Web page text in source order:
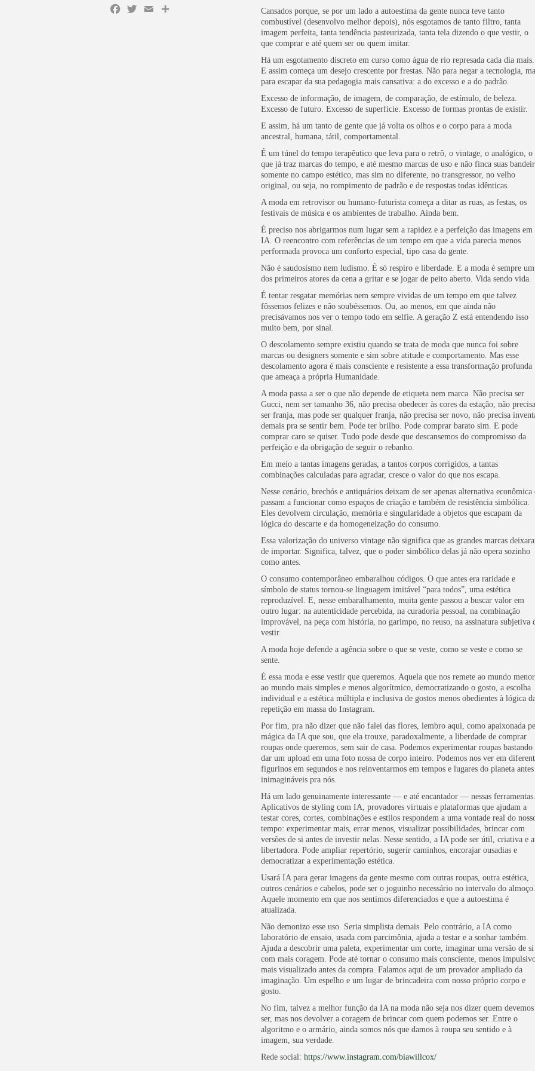
Cansados porque, se por um lado a autoestima da gente nunca teve tanto
combustível (desenvolvo melhor depois), nós esgotamos de tanto filtro, tanta
imagem perfeita, tanta tendência pasteurizada, tanta tela dizendo o que vestir, o
que comprar e até quem ser ou quem imitar.
Há um esgotamento discreto em curso como água de rio represada cada dia mais.
E assim começa um desejo crescente por frestas. Não para negar a tecnologia,
para escapar da sua pedagogia mais cansativa: a do excesso e a do padrão.
Excesso de informação, de imagem, de comparação, de estímulo, de beleza.
Excesso de futuro. Excesso de superfície. Excesso de formas prontas de existir.
E assim, há um tanto de gente que já volta os olhos e o corpo para a moda
ancestral, humana, tátil, comportamental.
É um túnel do tempo terapêutico que leva para o retrô, o vintage, o analógico, o
que já traz marcas do tempo, e até mesmo marcas de uso e não finca suas
somente no campo estético, mas sim no diferente, no transgressor, no velho
original, ou seja, no rompimento de padrão e de respostas todas idênticas.
A moda em retrovisor ou humano-futurista começa a ditar as ruas, as festas, os
festivais de música e os ambientes de trabalho. Ainda bem.
É preciso nos abrigarmos num lugar sem a rapidez e a perfeição das imagens em
IA. O reencontro com referências de um tempo em que a vida parecia menos
performada provoca um conforto especial, tipo casa da gente.
Não é saudosismo nem ludismo. É só respiro e liberdade. E a moda é sempre um
dos primeiros atores da cena a gritar e se jogar de peito aberto. Vida sendo vida.
É tentar resgatar memórias nem sempre vividas de um tempo em que talvez
fôssemos felizes e não soubéssemos. Ou, ao menos, em que ainda não
precisávamos nos ver o tempo todo em selfie. A geração Z está entendendo isso
muito bem, por sinal.
O descolamento sempre existiu quando se trata de moda que nunca foi sobre
marcas ou designers somente e sim sobre atitude e comportamento. Mas esse
descolamento agora é mais consciente e resistente a essa transformação profunda
que ameaça a própria Humanidade.
A moda passa a ser o que não depende de etiqueta nem marca. Não precisa ser
Gucci, nem ser tamanho 36, não precisa obedecer às cores da estação, não precisa
ser franja, mas pode ser qualquer franja, não precisa ser novo, não precisa
demais pra se sentir bem. Pode ter brilho. Pode comprar barato sim. E pode
comprar caro se quiser. Tudo pode desde que descansemos do compromisso da
perfeição e da obrigação de seguir o rebanho.
Em meio a tantas imagens geradas, a tantos corpos corrigidos, a tantas
combinações calculadas para agradar, cresce o valor do que nos escapa.
Nesse cenário, brechós e antiquários deixam de ser apenas alternativa econômica
passam a funcionar como espaços de criação e também de resistência simbólica.
Eles devolvem circulação, memória e singularidade a objetos que escapam da
lógica do descarte e da homogeneização do consumo.
Essa valorização do universo vintage não significa que as grandes marcas
de importar. Significa, talvez, que o poder simbólico delas já não opera sozinho
como antes.
O consumo contemporâneo embaralhou códigos. O que antes era raridade e
símbolo de status tornou-se linguagem imitável “para todos”, uma estética
reproduzível. E, nesse embaralhamento, muita gente passou a buscar valor em
outro lugar: na autenticidade percebida, na curadoria pessoal, na combinação
improvável, na peça com história, no garimpo, no reuso, na assinatura subjetiva
vestir.
A moda hoje defende a agência sobre o que se veste, como se veste e como se
sente.
É essa moda e esse vestir que queremos. Aquela que nos remete ao mundo
ao mundo mais simples e menos algorítmico, democratizando o gosto, a escolha
individual e a estética múltipla e inclusiva de gostos menos obedientes à lógica
repetição em massa do Instagram.
Por fim, pra não dizer que não falei das flores, lembro aqui, como apaixonada
mágica da IA que sou, que ela trouxe, paradoxalmente, a liberdade de comprar
roupas onde queremos, sem sair de casa. Podemos experimentar roupas bastando
dar um upload em uma foto nossa de corpo inteiro. Podemos nos ver em
figurinos em segundos e nos reinventarmos em tempos e lugares do planeta antes
inimagináveis pra nós.
Há um lado genuinamente interessante — e até encantador — nessas ferramentas.
Aplicativos de styling com IA, provadores virtuais e plataformas que ajudam a
testar cores, cortes, combinações e estilos respondem a uma vontade real do
tempo: experimentar mais, errar menos, visualizar possibilidades, brincar com
versões de si antes de investir nelas. Nesse sentido, a IA pode ser útil, criativa e
libertadora. Pode ampliar repertório, sugerir caminhos, encorajar ousadias e
democratizar a experimentação estética.
Usará IA para gerar imagens da gente mesmo com outras roupas, outra estética,
outros cenários e cabelos, pode ser o joguinho necessário no intervalo do almoço.
Aquele momento em que nos sentimos diferenciados e que a autoestima é
atualizada.
Não demonizo esse uso. Seria simplista demais. Pelo contrário, a IA como
laboratório de ensaio, usada com parcimônia, ajuda a testar e a sonhar também.
Ajuda a descobrir uma paleta, experimentar um corte, imaginar uma versão de si
com mais coragem. Pode até tornar o consumo mais consciente, menos
mais visualizado antes da compra. Falamos aqui de um provador ampliado da
imaginação. Um espelho e um lugar de brincadeira com nosso próprio corpo e
gosto.
No fim, talvez a melhor função da IA na moda não seja nos dizer quem devemos
ser, mas nos devolver a coragem de brincar com quem podemos ser. Entre o
algoritmo e o armário, ainda somos nós que damos à roupa seu sentido e à
imagem, sua verdade.
Rede social: https://www.instagram.com/biawillcox/
FacebookTwitterEmailShare